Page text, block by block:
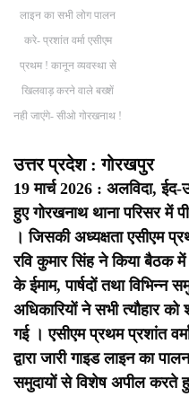
लाइन का सभी लोग पालन
करे- प्रशांत वर्मा एसीएम
प्रथम ! कानून व्यवस्था से
खिलवाड़ करने वाले बख्शें
नही जाएंगे- सीओ गोरखनाथ !
उत्तर प्रदेश : गोरखपुर
19 मार्च 2026 : अलविदा,
हुए गोरखनाथ थाना परिसर में
। जिसकी अध्यक्षता एसीएम
रवि कुमार सिंह ने किया बैठक में
के ईमाम, पार्षदों तथा विभिन्न
अधिकारियों ने सभी त्यौहार
गई । एसीएम प्रथम प्रशांत
द्वारा जारी गाइड लाइन का
समुदायों से विशेष अपील करते